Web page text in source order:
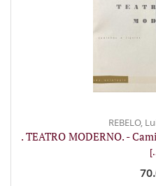
REBELO,
. TEATRO MODERNO. -